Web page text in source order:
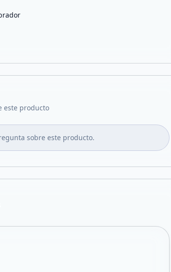
este producto
sobre este producto.